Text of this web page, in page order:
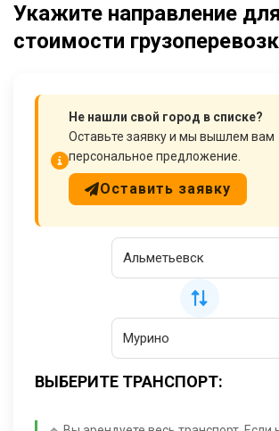
Укажите направление
стоимости
Не нашли свой город в списке?
Оставьте заявку и мы вышлем вам
персональное предложение.
Оставить заявку
ВЫБЕРИТЕ ТРАНСПОРТ: